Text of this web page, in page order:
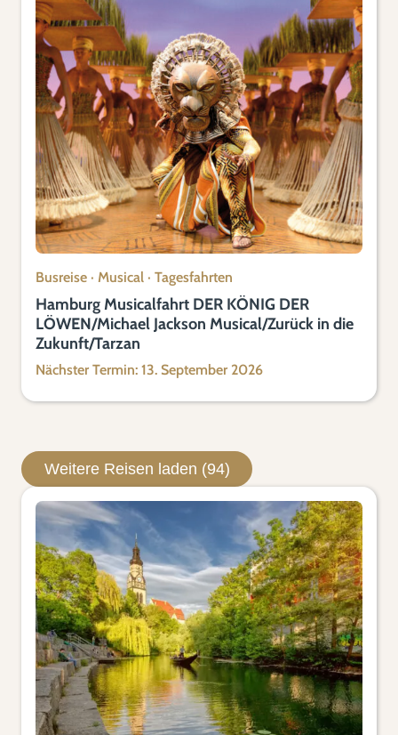
Busreise · Musical · Tagesfahrten
Hamburg Musicalfahrt DER KÖNIG DER
LÖWEN/Michael Jackson Musical/Zurück in die
Zukunft/Tarzan
Nächster Termin: 13. September 2026
Weitere Reisen laden (94)